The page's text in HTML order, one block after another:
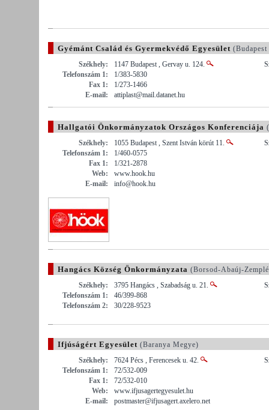
Gyémánt Család és Gyermekvédő Egyesület
Székhely:
1147 Budapest , Gervay u. 124.
Telefonszám 1:
1/383-5830
Fax 1:
1/273-1466
E-mail:
attiplast@mail.datanet.hu
Hallgatói Önkormányzatok Országos Konferenciája
Székhely:
1055 Budapest , Szent István körút 11.
Telefonszám 1:
1/460-0575
Fax 1:
1/321-2878
Web:
www.hook.hu
E-mail:
info@hook.hu
Hangács Község Önkormányzata (Borsod-Abaúj-
Székhely:
3795 Hangács , Szabadság u. 21.
Telefonszám 1:
46/399-868
Telefonszám 2:
30/228-9523
Ifjúságért Egyesület (Baranya Megye)
Székhely:
7624 Pécs , Ferencesek u. 42.
Telefonszám 1:
72/532-009
Fax 1:
72/532-010
Web:
www.ifjusagertegyesulet.hu
E-mail:
postmaster@ifjusagert.axelero.net